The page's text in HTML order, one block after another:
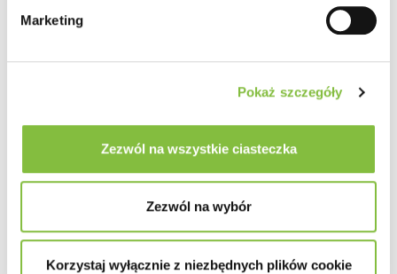
Marketing
Pokaż szczegóły
Zezwól na wszystkie ciasteczka
Zezwól na wybór
Korzystaj wyłącznie z niezbędnych plików cookie